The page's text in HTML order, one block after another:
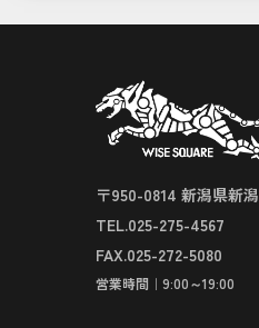
〒950-0814 新潟県新
TEL.025-275-4567
FAX.025-272-5080
営業時間｜9:00～19:00